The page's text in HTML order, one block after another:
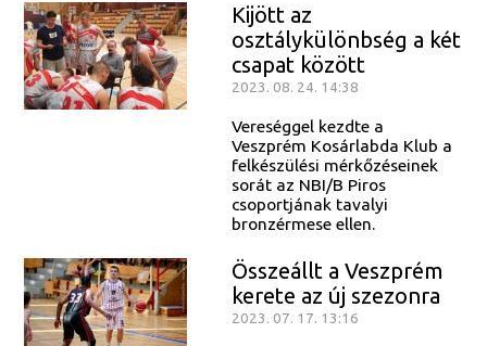
Kijött az
osztálykülönbség a két
csapat között
2023. 08. 24. 14:38
Vereséggel kezdte a
Veszprém Kosárlabda Klub a
felkészülési mérkőzéseinek
sorát az NBI/B Piros
csoportjának tavalyi
bronzérmese ellen.
Összeállt a Veszprém
kerete az új szezonra
2023. 07. 17. 13:16